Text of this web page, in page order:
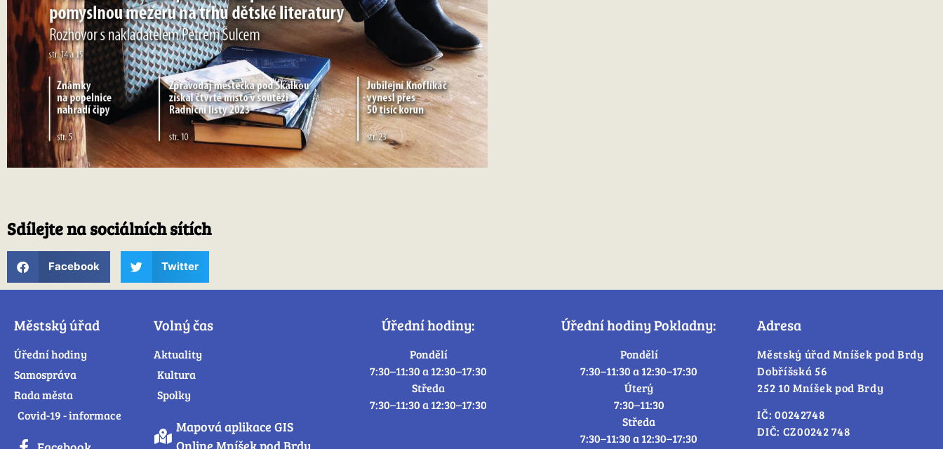
Sdílejte na sociálních sítích
Facebook Twitter
Městský úřad
Úřední hodiny
Samospráva
Rada města
Covid-19 - informace
Volný čas
Aktuality
Kultura
Spolky
Mapová aplikace GIS
Online Mníšek pod Brdy
Úřední hodiny:
Pondělí
7:30–11:30 a 12:30–17:30
Středa
7:30–11:30 a 12:30–17:30
Úřední hodiny Pokladny:
Pondělí
7:30–11:30 a 12:30–17:30
Úterý
7:30–11:30
Středa
7:30–11:30 a 12:30–17:30
Adresa
Městský úřad Mníšek pod Brdy
Dobříšská 56
252 10 Mníšek pod Brdy
IČ: 00242748
DIČ: CZ00242 748